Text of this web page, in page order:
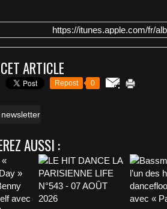
https://itunes.apple.com/fr/
ARTICLE
Repost 0
AUSSI :